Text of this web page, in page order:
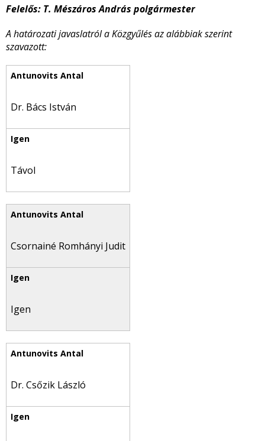
Felelős: T. Mészáros András polgármester
A határozati javaslatról a Közgyűlés az alábbiak szerint
szavazott:
Dr. Bács István
Távol
Csornainé Romhányi Judit
Igen
Dr. Csőzik László